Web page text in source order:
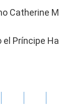
Catherine
Príncipe